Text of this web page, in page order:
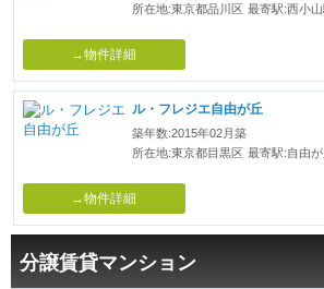
所在地:東京都品川区 最寄駅:西小
→物件詳細
ル・フレジエ自由が丘
築年数:2015年02月築
所在地:東京都目黒区 最寄駅:自由
→物件詳細
分譲賃貸マンション